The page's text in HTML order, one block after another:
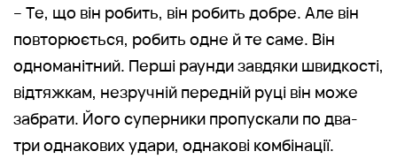
– Те, що він робить, він робить добре. Але він
повторюється, робить одне й те саме. Він
одноманітний. Перші раунди завдяки швидкості,
відтяжкам, незручній передній руці він може
забрати. Його суперники пропускали по два-
три однакових удари, однакові комбінації.